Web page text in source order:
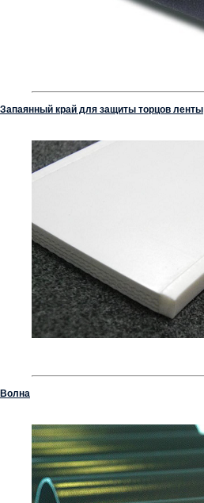
Запаянный край для защиты торцов ленты
Волна